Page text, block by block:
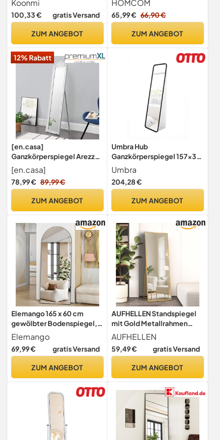
Koonmi
100,33 € gratis Versand
ZUM ANGEBOT
Standspiegel Schwarz
HOMCOM
65,99 € 66,90 €
ZUM ANGEBOT
12% Rabatt
[en.casa]
Ganzkörperspiegel Arezzo
Standspiegel mit Rahmen
aus Eukalyptusholz 140 x 29
cm neigbar Bodenspiegel
Schlafzimmer Barock-Stil
[en.casa]
78,99 € 89,99 €
ZUM ANGEBOT
Umbra Hub
Ganzkörperspiegel 157x37
cm Schwarz –
Standspiegel, Wandspiegel
oder Anlehnspiegel für
Wohnzimmer & Diele
Umbra
204,28 €
ZUM ANGEBOT
Elemango 165 x 60 cm
gewölbter Bodenspiegel,
Ganzkörper-Wandspiegel
mit Aluminiumrahmen,
gewölbter Oberseite, zum
Ankleidespiegel für
Wohnzimmer, Schwarz
Elemango
69,99 € gratis Versand
ZUM ANGEBOT
AUFHELLEN Standspiegel
mit Gold Metallrahmen
140x50cm
Ganzkörperspiegel
AUFHELLEN
59,49 € gratis Versand
ZUM ANGEBOT